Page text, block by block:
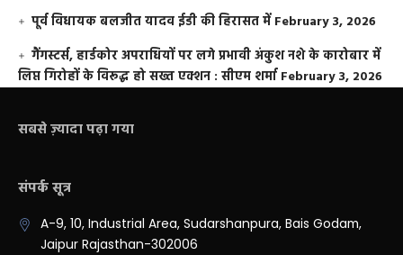
पूर्व विधायक बलजीत यादव ईडी की हिरासत में February 3, 2026
गैंगस्टर्स, हार्डकोर अपराधियों पर लगे प्रभावी अंकुश नशे के कारोबार में
लिप्त गिरोहों के विरूद्ध हो सख्त एक्शन : सीएम शर्मा February 3, 2026
सबसे ज़्यादा पढ़ा गया
संपर्क सूत्र
A-9, 10, Industrial Area, Sudarshanpura, Bais Godam,
Jaipur Rajasthan-302006